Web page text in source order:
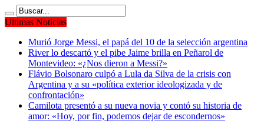
Ultimas Noticias
Murió Jorge Messi, el papá del 10 de la selección argentina
River lo descartó y el pibe Jaime brilla en Peñarol de
Montevideo: «¿Nos dieron a Messi?»
Flávio Bolsonaro culpó a Lula da Silva de la crisis con
Argentina y a su «política exterior ideologizada y de
confrontación»
Camilota presentó a su nueva novia y contó su historia de
amor: «Hoy, por fin, podemos dejar de escondernos»